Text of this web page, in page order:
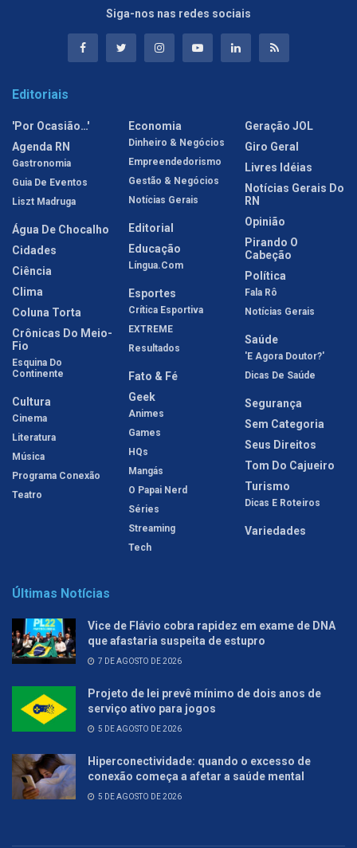
Siga-nos nas redes sociais
Editoriais
'Por Ocasião…'
Agenda RN
Gastronomia
Guia De Eventos
Liszt Madruga
Água De Chocalho
Cidades
Ciência
Clima
Coluna Torta
Crônicas Do Meio-
Fio
Esquina Do
Continente
Cultura
Cinema
Literatura
Música
Programa Conexão
Teatro
Economia
Dinheiro & Negócios
Empreendedorismo
Gestão & Negócios
Notícias Gerais
Editorial
Educação
Língua.com
Esportes
Crítica Esportiva
EXTREME
Resultados
Fato & Fé
Geek
Animes
Games
HQs
Mangás
O Papai Nerd
Séries
Streaming
Tech
Geração JOL
Giro Geral
Livres Idéias
Notícias Gerais Do
RN
Opinião
Pirando O
Cabeção
Política
Fala Rô
Notícias Gerais
Saúde
'E Agora Doutor?'
Dicas De Saúde
Segurança
Sem Categoria
Seus Direitos
Tom Do Cajueiro
Turismo
Dicas E Roteiros
Variedades
Últimas Notícias
Vice de Flávio cobra rapidez em exame de DNA
que afastaria suspeita de estupro
7 DE AGOSTO DE 2026
Projeto de lei prevê mínimo de dois anos de
serviço ativo para jogos
5 DE AGOSTO DE 2026
Hiperconectividade: quando o excesso de
conexão começa a afetar a saúde mental
5 DE AGOSTO DE 2026